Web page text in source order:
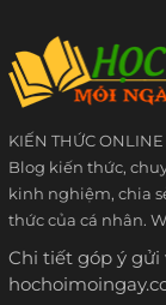
KIẾN THỨC ONLINE
Blog kiến thức,
kinh nghiệm, chia
thức của cá nhân.
Chi tiết góp ý gửi